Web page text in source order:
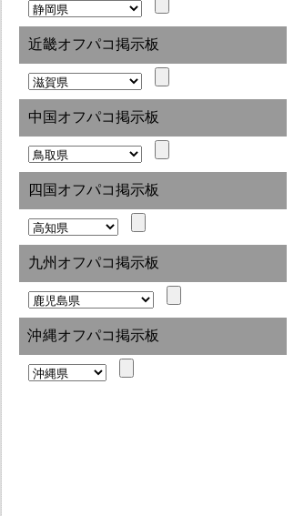
近畿オフパコ掲示板
中国オフパコ掲示板
四国オフパコ掲示板
九州オフパコ掲示板
沖縄オフパコ掲示板